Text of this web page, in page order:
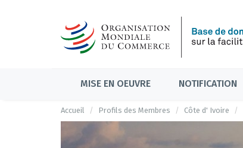
MISE EN OEUVRE NOTIFICATION
Accueil Profils des Membres Côte d' Ivoire